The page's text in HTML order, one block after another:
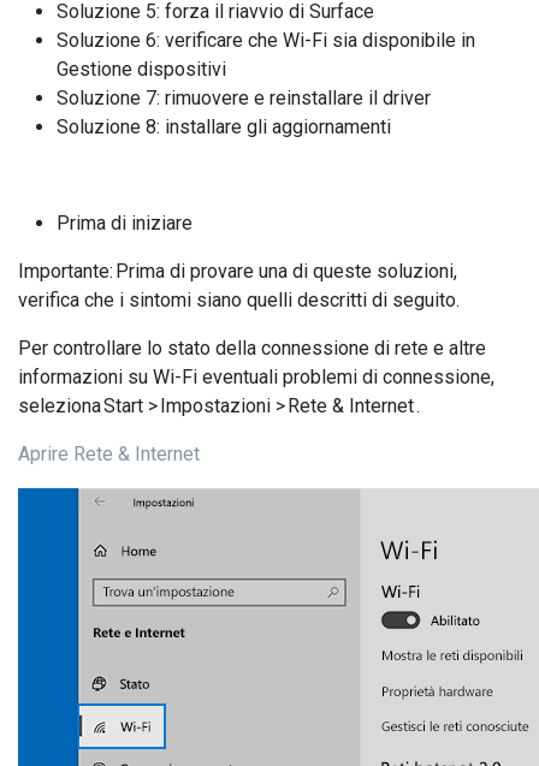
Soluzione 5: forza il riavvio di Surface
Soluzione 6: verificare che Wi-Fi sia disponibile in
Gestione dispositivi
Soluzione 7: rimuovere e reinstallare il driver
Soluzione 8: installare gli aggiornamenti
Prima di iniziare
Importante: Prima di provare una di queste soluzioni,
verifica che i sintomi siano quelli descritti di seguito.
Per controllare lo stato della connessione di rete e altre
informazioni su Wi-Fi eventuali problemi di connessione,
seleziona Start > Impostazioni > Rete & Internet .
Aprire Rete & Internet